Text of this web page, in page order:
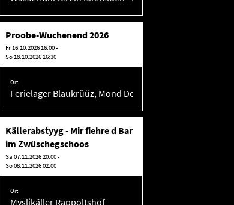
Proobe-Wuchenend 2026
Fr 16.10.2026 16:00 -
So 18.10.2026 16:30
Ort
Ferielager Blaukrüüz, Mond Dedos, 2748 Souboz/Les
Källerabstyyg - Mir fiehre d Bar
im Zwüschegschoos
Sa 07.11.2026 20:00 -
So 08.11.2026 02:00
Ort
Myslikäller Rappoltshof